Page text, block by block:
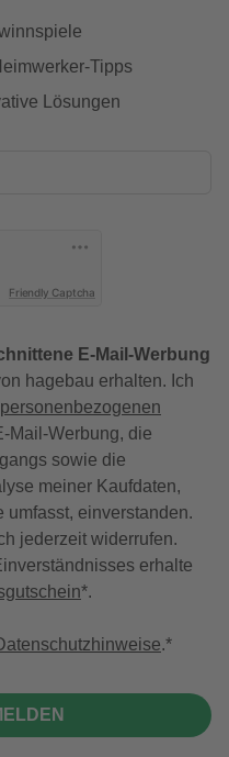
Tipps
Lösungen
Friendly Captcha
E-Mail-Werbung
hagebau erhalten. Ich
Mail-Werbung, die
sowie die
meiner Kaufdaten,
umfasst, einverstanden.
jederzeit widerrufen.
erhalte
*.
.